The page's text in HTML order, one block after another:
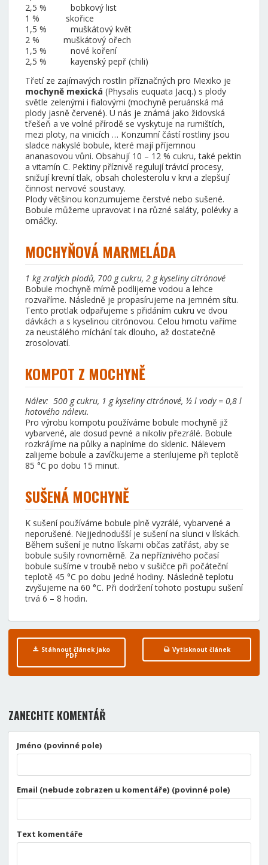
2,5 % bobkový list
1 % skořice
1,5 % muškátový květ
2 % muškátový ořech
1,5 % nové koření
2,5 % kayenský pepř (chili)
Třetí ze zajímavých rostlin příznačných pro Mexiko je
mochyně mexická (Physalis euquata Jacq.) s plody
světle zelenými i fialovými (mochyně peruánská má
plody jasně červené). U nás je známá jako židovská
třešeň a ve volné přírodě se vyskytuje na rumištích,
mezi ploty, na vinicích … Konzumní částí rostliny jsou
sladce nakyslé bobule, které mají příjemnou
ananasovou vůni. Obsahují 10 – 12 % cukru, také pektin
a vitamín C. Pektiny příznivě regulují trávicí procesy,
snižují krevní tlak, obsah cholesterolu v krvi a zlepšují
činnost nervové soustavy.
Plody většinou konzumujeme čerstvé nebo sušené.
Bobule můžeme upravovat i na různé saláty, polévky a
omáčky.
MOCHYŇOVÁ MARMELÁDA
1 kg zralých plodů, 700 g cukru, 2 g kyseliny citrónové
Bobule mochyně mírně podlijeme vodou a lehce
rozvaříme. Následně je propasírujeme na jemném sítu.
Tento protlak odpařujeme s přidáním cukru ve dvou
dávkách a s kyselinou citrónovou. Celou hmotu vaříme
za neustálého míchání tak dlouho, až dostatečně
zrosolovatí.
KOMPOT Z MOCHYNĚ
Nálev: 500 g cukru, 1 g kyseliny citrónové, ½ l vody = 0,8 l
hotového nálevu.
Pro výrobu kompotu používáme bobule mochyně již
vybarvené, ale dosud pevné a nikoliv přezrálé. Bobule
rozkrájíme na půlky a naplníme do sklenic. Nálevem
zalijeme bobule a zavíčkujeme a sterilujeme při teplotě
85 °C po dobu 15 minut.
SUŠENÁ MOCHYNĚ
K sušení používáme bobule plně vyzrálé, vybarvené a
neporušené. Nejjednodušší je sušení na slunci v lískách.
Během sušení je nutno lískami občas zatřást, aby se
bobule sušily rovnoměrně. Za nepříznivého počasí
bobule sušíme v troubě nebo v sušičce při počáteční
teplotě 45 °C po dobu jedné hodiny. Následně teplotu
zvyšujeme na 60 °C. Při dodržení tohoto postupu sušení
trvá 6 – 8 hodin.
Stáhnout článek jako
PDF
Vytisknout článek
ZANECHTE KOMENTÁŘ
Jméno (povinné pole)
Email (nebude zobrazen u komentáře) (povinné pole)
Text komentáře